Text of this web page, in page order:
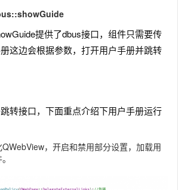
提供了dbus接口，组件只需要传
这边会根据参数，打开用户手册并跳转
转接口，下面重点介绍下用户手册运行
，开启和禁用部分设置，加载用